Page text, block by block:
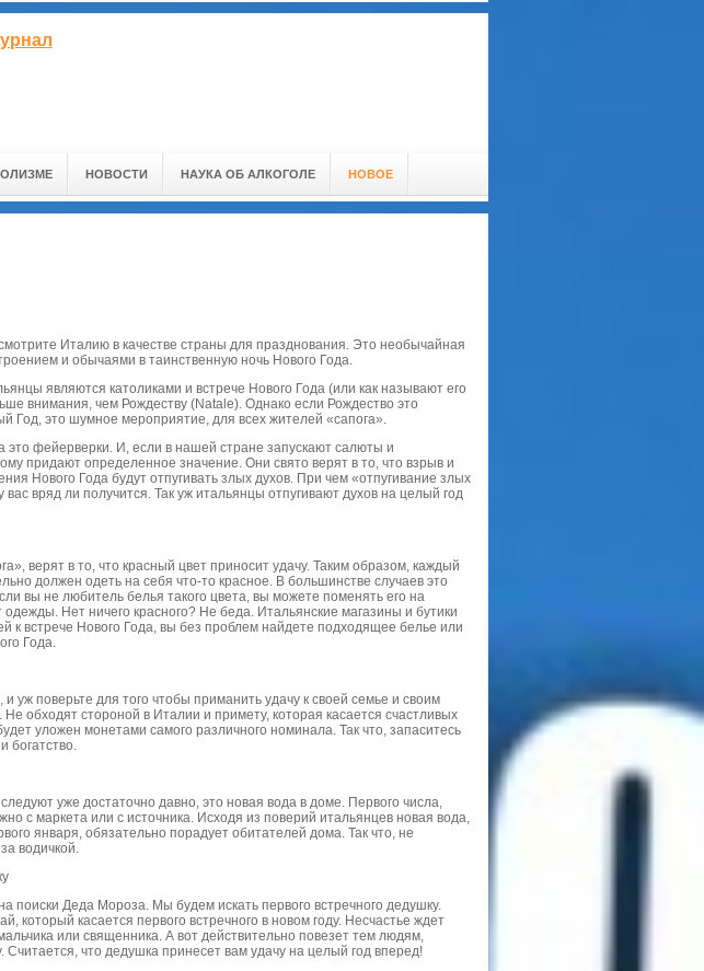
НОВОСТИ НАУКА ОБ АЛКОГОЛЕ НОВОЕ
Италию в качестве страны для празднования. Это необычайная
и обычаями в таинственную ночь Нового Года.
являются католиками и встрече Нового Года (или как называют его
внимания, чем Рождеству (Natale). Однако если Рождество это
Год, это шумное мероприятие, для всех жителей «сапога».
это фейерверки. И, если в нашей стране запускают салюты и
придают определенное значение. Они свято верят в то, что взрыв и
Нового Года будут отпугивать злых духов. При чем «отпугивание злых
вас вряд ли получится. Так уж итальянцы отпугивают духов на целый год
верят в то, что красный цвет приносит удачу. Таким образом, каждый
должен одеть на себя что-то красное. В большинстве случаев это
вы не любитель белья такого цвета, вы можете поменять его на
Нет ничего красного? Не беда. Итальянские магазины и бутики
к встрече Нового Года, вы без проблем найдете подходящее белье или
Года.
уж поверьте для того чтобы приманить удачу к своей семье и своим
обходят стороной в Италии и примету, которая касается счастливых
уложен монетами самого различного номинала. Так что, запаситесь
богатство.
уже достаточно давно, это новая вода в доме. Первого числа,
с маркета или с источника. Исходя из поверий итальянцев новая вода,
января, обязательно порадует обитателей дома. Так что, не
водичкой.
поиски Деда Мороза. Мы будем искать первого встречного дедушку.
который касается первого встречного в новом году. Несчастье ждет
или священника. А вот действительно повезет тем людям,
Считается, что дедушка принесет вам удачу на целый год вперед!